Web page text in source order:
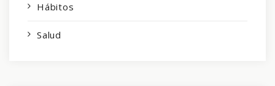
Hábitos
Salud